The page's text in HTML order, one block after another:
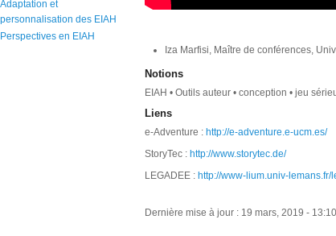
Iza Marfisi, Maître de conférences,
Notions
EIAH • Outils auteur • conception • jeu
Liens
e-Adventure : http://e-adventure.e-ucm.es/
StoryTec : http://www.storytec.de/
LEGADEE : http://www-lium.univ-lemans.fr/
Dernière mise à jour : 19 mars, 2019 - 13:10
Adaptation et
personnalisation des EIAH
Perspectives en EIAH